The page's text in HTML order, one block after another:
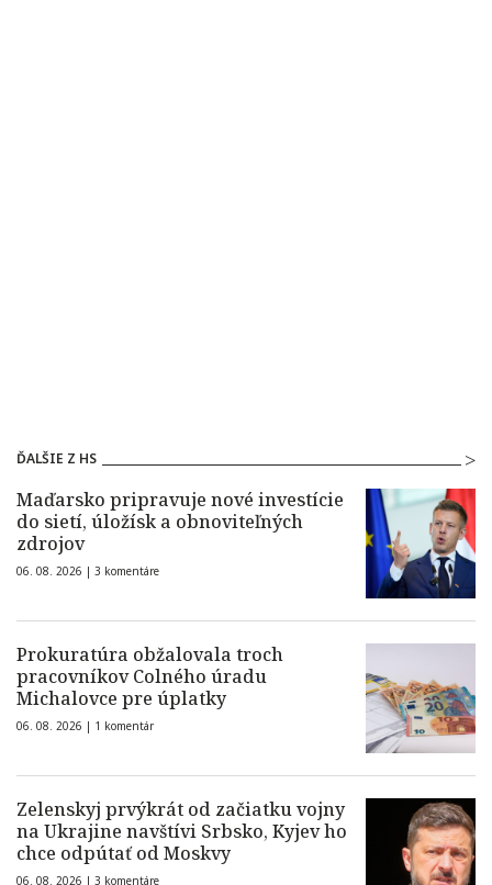
ĎALŠIE Z HS
Maďarsko pripravuje nové investície
do sietí, úložísk a obnoviteľných
zdrojov
06. 08. 2026 | 3 komentáre
Prokuratúra obžalovala troch
pracovníkov Colného úradu
Michalovce pre úplatky
06. 08. 2026 | 1 komentár
Zelenskyj prvýkrát od začiatku vojny
na Ukrajine navštívi Srbsko, Kyjev ho
chce odpútať od Moskvy
06. 08. 2026 | 3 komentáre